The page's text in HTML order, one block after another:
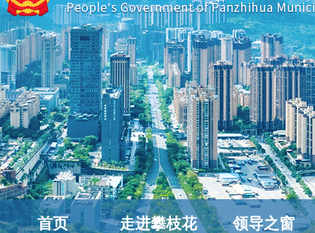
首页 走进攀枝花 领导之窗